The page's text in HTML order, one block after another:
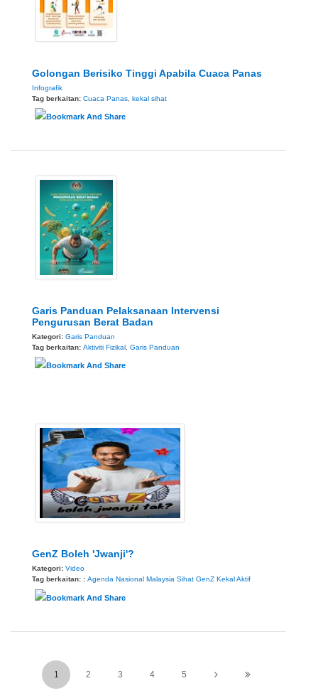
Golongan Berisiko Tinggi Apabila Cuaca Panas
Infografik
Tag berkaitan: Cuaca Panas kekal sihat
Garis Panduan Pelaksanaan Intervensi
Pengurusan Berat Badan
Kategori: Garis Panduan
Tag berkaitan: Aktiviti Fizikal Garis Panduan
GenZ Boleh 'Jwanji'?
Kategori: Video
Tag berkaitan: : Agenda Nasional Malaysia Sihat GenZ Kekal Aktif
1 2 3 4 5